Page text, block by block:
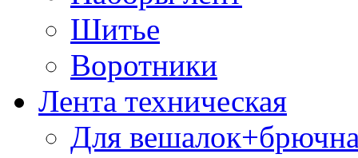
Шитье
Воротники
Лента техническая
Для